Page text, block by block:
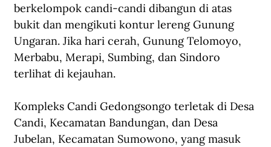
berkelompok candi-candi dibangun di atas
bukit dan mengikuti kontur lereng Gunung
Ungaran. Jika hari cerah, Gunung Telomoyo,
Merbabu, Merapi, Sumbing, dan Sindoro
terlihat di kejauhan.
Kompleks Candi Gedongsongo terletak di Desa
Candi, Kecamatan Bandungan, dan Desa
Jubelan, Kecamatan Sumowono, yang masuk